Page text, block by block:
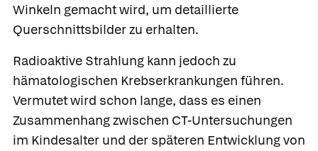
Winkeln gemacht wird, um detaillierte
Querschnittsbilder zu erhalten.
Radioaktive Strahlung kann jedoch zu
hämatologischen Krebserkrankungen führen.
Vermutet wird schon lange, dass es einen
Zusammenhang zwischen CT-Untersuchungen
im Kindesalter und der späteren Entwicklung von